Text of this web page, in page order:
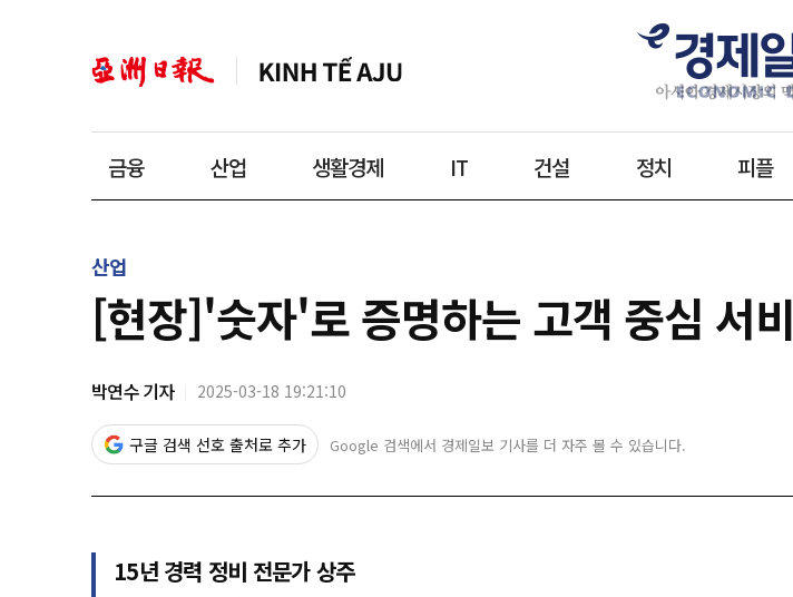
금융 산업 생활경제 IT 건설 정치 피플
산업
[현장]'숫자'로 증명하는 고객 중심 서
박연수 기자 2025-03-18 19:21:10
구글 검색 선호 출처로 추가 Google 검색에서 경제일보 기사를 더 자주 볼 수 있습니다.
15년 경력 정비 전문가 상주